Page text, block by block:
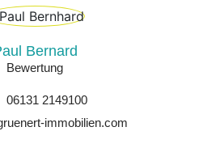
Bernard
Bewertung
06131 2149100
immobilien.com